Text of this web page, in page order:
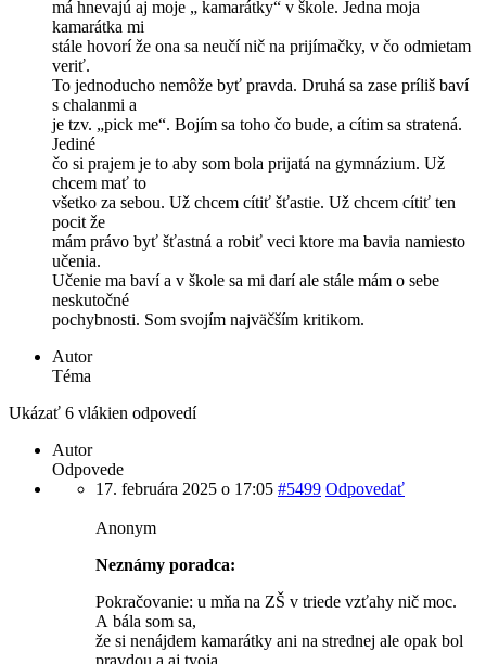
má hnevajú aj moje „ kamarátky“ v škole. Jedna moja
kamarátka mi
stále hovorí že ona sa neučí nič na prijímačky, v čo odmietam
veriť.
To jednoducho nemôže byť pravda. Druhá sa zase príliš baví
s chalanmi a
je tzv. „pick me“. Bojím sa toho čo bude, a cítim sa stratená.
Jediné
čo si prajem je to aby som bola prijatá na gymnázium. Už
chcem mať to
všetko za sebou. Už chcem cítiť šťastie. Už chcem cítiť ten
pocit že
mám právo byť šťastná a robiť veci ktore ma bavia namiesto
učenia.
Učenie ma baví a v škole sa mi darí ale stále mám o sebe
neskutočné
pochybnosti. Som svojím najväčším kritikom.
Autor
Téma
Ukázať 6 vlákien odpovedí
Autor
Odpovede
17. februára 2025 o 17:05 #5499 Odpovedať
Anonym
Neznámy poradca:
Pokračovanie: u mňa na ZŠ v triede vzťahy nič moc.
A bála som sa,
že si nenájdem kamarátky ani na strednej ale opak bol
pravdou a aj tvoja